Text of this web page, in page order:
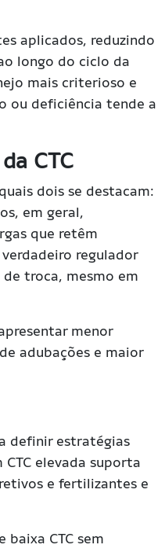
aplicados, reduzindo
longo do ciclo da
mais criterioso e
ou deficiência tende a
CTC
dois se destacam:
em geral,
que retêm
regulador
troca, mesmo em
menor
adubações e maior
definir estratégias
elevada suporta
e fertilizantes e
CTC sem